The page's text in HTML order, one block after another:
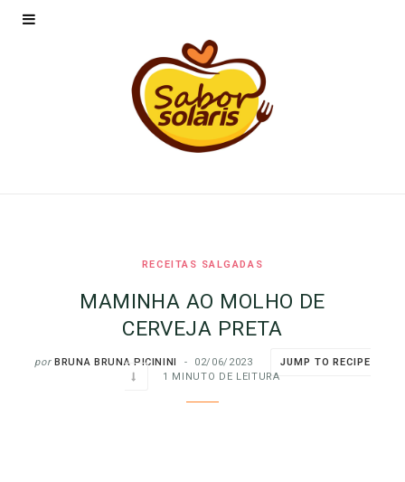
RECEITAS SALGADAS
MAMINHA AO MOLHO DE
CERVEJA PRETA
por BRUNA BRUNA PICININI 02/06/2023
JUMP TO RECIPE
1 MINUTO DE LEITURA